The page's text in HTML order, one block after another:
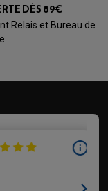
DÈS 89€
Relais et Bureau de